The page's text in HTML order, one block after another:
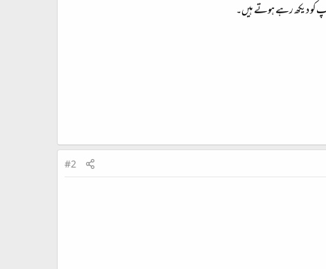
آپ کو دیکھ رہے ہوتے ہیں۔
#2